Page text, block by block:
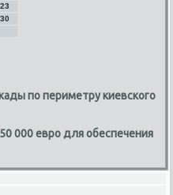
23
30
по периметру киевского
000 евро для обеспечения